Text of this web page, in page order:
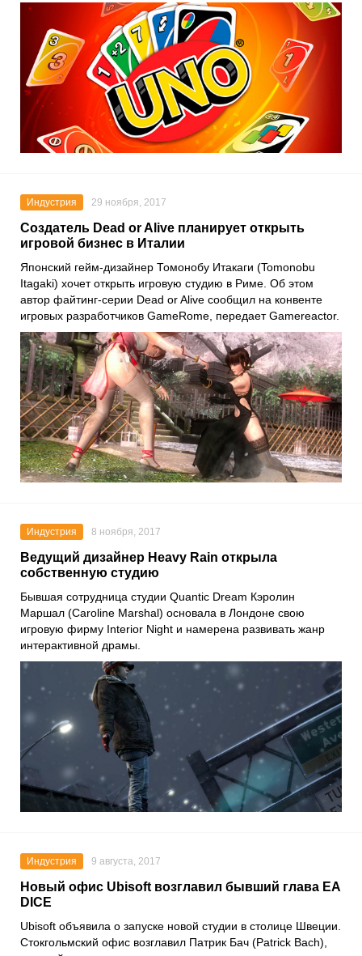
Индустрия 29 ноября, 2017
Создатель Dead or Alive планирует открыть
игровой бизнес в Италии
Японский гейм-дизайнер Томонобу Итакаги (Tomonobu
Itagaki) хочет открыть игровую студию в Риме. Об этом
автор файтинг-серии Dead or Alive сообщил на конвенте
игровых разработчиков GameRome, передает Gamereactor.
Индустрия 8 ноября, 2017
Ведущий дизайнер Heavy Rain открыла
собственную студию
Бывшая сотрудница студии Quantic Dream Кэролин
Маршал (Caroline Marshal) основала в Лондоне свою
игровую фирму Interior Night и намерена развивать жанр
интерактивной драмы.
Индустрия 9 августа, 2017
Новый офис Ubisoft возглавил бывший глава EA
DICE
Ubisoft объявила о запуске новой студии в столице Швеции.
Стокгольмский офис возглавил Патрик Бач (Patrick Bach),